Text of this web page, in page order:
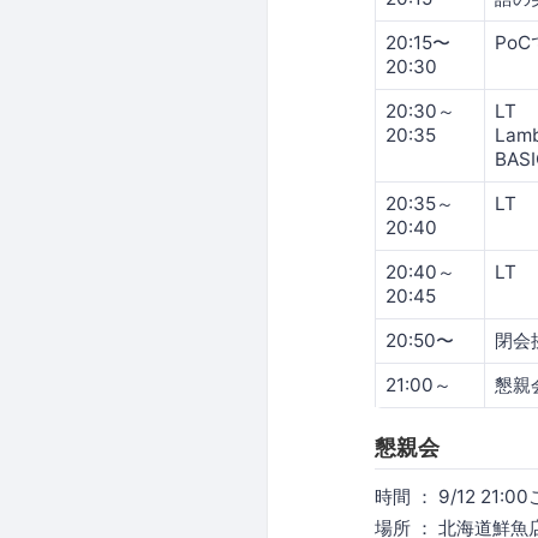
20:15〜
20:30
PoC
20:30～
20:35
LT
20:35～
20:40
LT
20:40～
20:45
LT
20:50〜
閉会
21:00～
懇親
懇親会
時間 ： 9/12 21:00
場所 ： 北海道鮮魚